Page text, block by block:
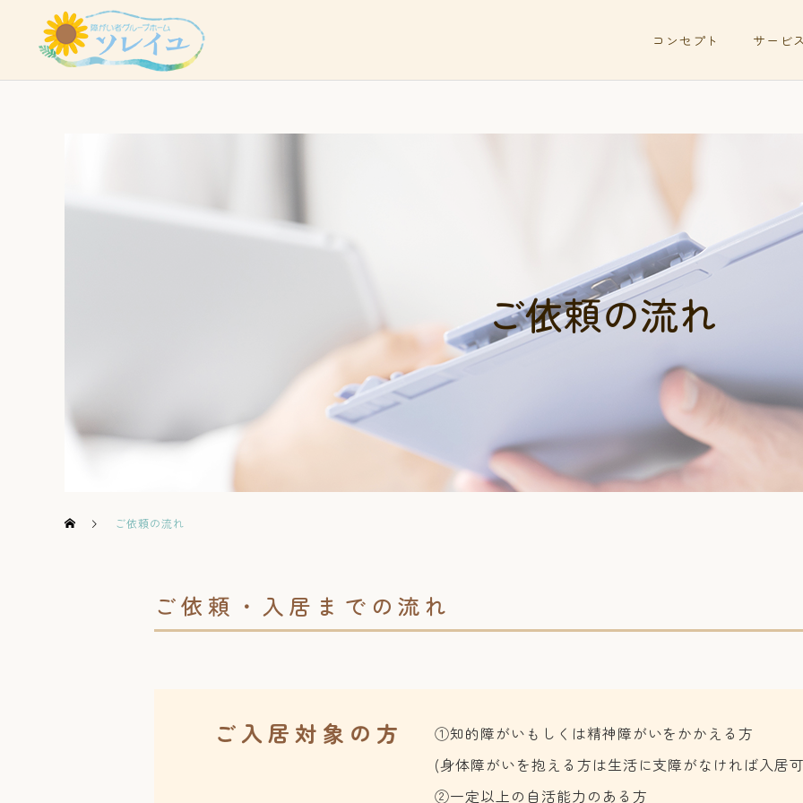
コンセプト サービ
ご依頼の流れ
ご依頼の流れ
ご依頼・入居までの流れ
ご入居対象の方
①知的障がいもしくは精神障がいをかかえる方
(身体障がいを抱える方は生活に支障がなければ入居
②一定以上の自活能力のある方